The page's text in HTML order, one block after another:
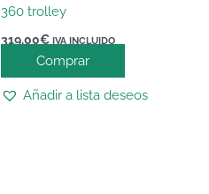
360 trolley
319,00€ IVA INCLUIDO
Comprar
Añadir a lista deseos